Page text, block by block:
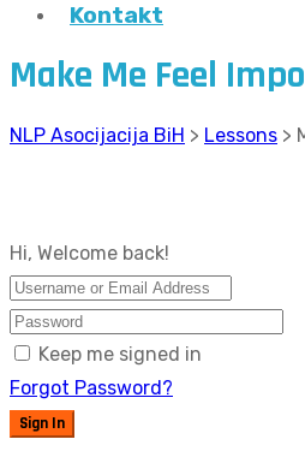
Kontakt
Make Me Feel
NLP Asocijacija BiH > Lessons >
Hi, Welcome back!
Keep me signed in
Forgot Password?
Sign In